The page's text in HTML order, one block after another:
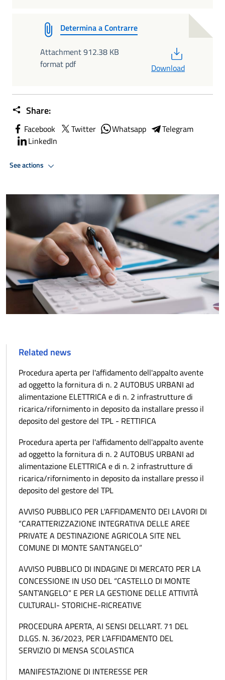
Determina a Contrarre
Attachment 912.38 KB
format pdf
Download
Share:
Facebook Twitter Whatsapp
Telegram
LinkedIn
See actions
Related news
Procedura aperta per l'affidamento dell'appalto avente
ad oggetto la fornitura di n. 2 AUTOBUS URBANI ad
alimentazione ELETTRICA e di n. 2 infrastrutture di
ricarica/rifornimento in deposito da installare presso il
deposito del gestore del TPL - RETTIFICA
Procedura aperta per l'affidamento dell'appalto avente
ad oggetto la fornitura di n. 2 AUTOBUS URBANI ad
alimentazione ELETTRICA e di n. 2 infrastrutture di
ricarica/rifornimento in deposito da installare presso il
deposito del gestore del TPL
AVVISO PUBBLICO PER L'AFFIDAMENTO DEI LAVORI DI
“CARATTERIZZAZIONE INTEGRATIVA DELLE AREE
PRIVATE A DESTINAZIONE AGRICOLA SITE NEL
COMUNE DI MONTE SANT’ANGELO”
AVVISO PUBBLICO DI INDAGINE DI MERCATO PER LA
CONCESSIONE IN USO DEL “CASTELLO DI MONTE
SANT’ANGELO” E PER LA GESTIONE DELLE ATTIVITÀ
CULTURALI- STORICHE-RICREATIVE
PROCEDURA APERTA, AI SENSI DELL'ART. 71 DEL
D.LGS. N. 36/2023, PER L’AFFIDAMENTO DEL
SERVIZIO DI MENSA SCOLASTICA
MANIFESTAZIONE DI INTERESSE PER